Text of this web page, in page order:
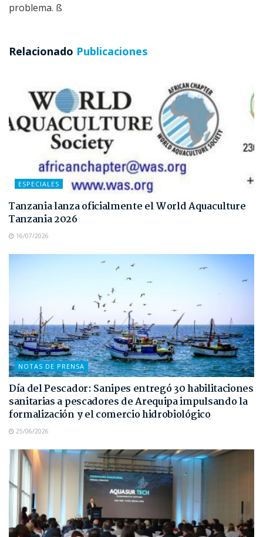
problema. ß
Relacionado Publicaciones
ESPECIALES
Tanzania lanza oficialmente el World Aquaculture
Tanzania 2026
16/07/2026
NOTAS DE PRENSA
Día del Pescador: Sanipes entregó 30 habilitaciones
sanitarias a pescadores de Arequipa impulsando la
formalización y el comercio hidrobiológico
25/06/2026